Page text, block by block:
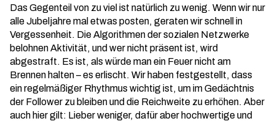
Das Gegenteil von zu viel ist natürlich zu wenig. Wenn wir nur
alle Jubeljahre mal etwas posten, geraten wir schnell in
Vergessenheit. Die Algorithmen der sozialen Netzwerke
belohnen Aktivität, und wer nicht präsent ist, wird
abgestraft. Es ist, als würde man ein Feuer nicht am
Brennen halten – es erlischt. Wir haben festgestellt, dass
ein regelmäßiger Rhythmus wichtig ist, um im Gedächtnis
der Follower zu bleiben und die Reichweite zu erhöhen. Aber
auch hier gilt: Lieber weniger, dafür aber hochwertige und